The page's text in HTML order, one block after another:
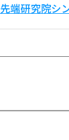
端研究院シ